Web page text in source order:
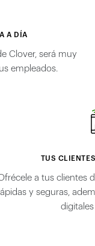
A DÍA
Clover, será muy
empleados.
TUS
a tus clientes
y seguras,